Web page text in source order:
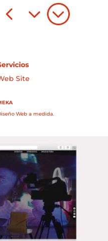
Site
Web a medida.